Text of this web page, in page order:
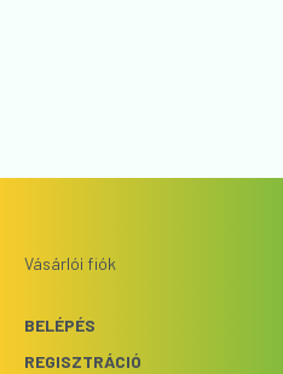
Vásárlói fiók
BELÉPÉS
REGISZTRÁCIÓ